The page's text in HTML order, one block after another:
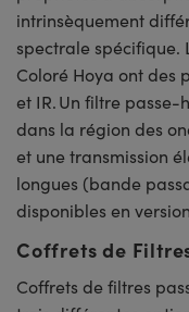
intrinsèquement
spectrale spécifique.
Coloré Hoya ont des
et IR. Un filtre
dans la région des
et une transmission
longues (bande
disponibles en version
Coffrets de
Coffrets de filtres